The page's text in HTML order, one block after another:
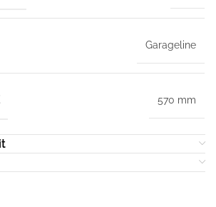
Garageline
570 mm